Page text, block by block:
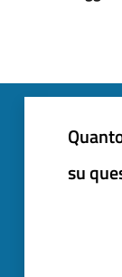
su